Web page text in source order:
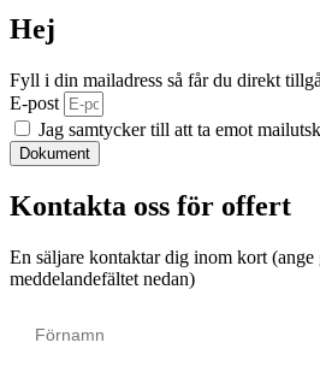
Hej
Fyll i din mailadress så får du direkt
E-post
Jag samtycker till att ta emot
Dokument
Kontakta oss för offert
En säljare kontaktar dig inom kort
meddelandefältet nedan)